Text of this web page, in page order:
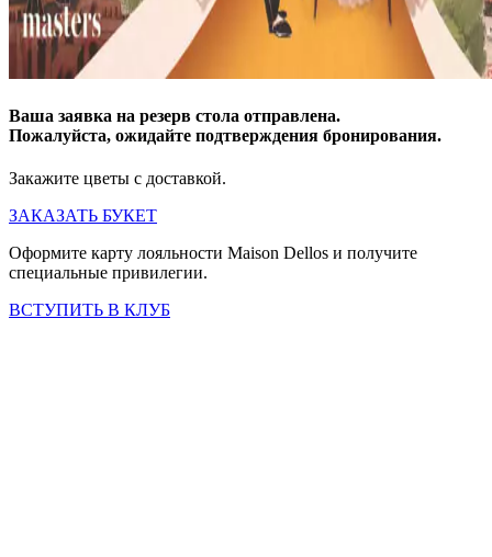
Ваша заявка на резерв стола отправлена.
Пожалуйста, ожидайте подтверждения бронирования.
Закажите цветы с доставкой.
ЗАКАЗАТЬ БУКЕТ
Оформите карту лояльности Maison Dellos и получите
специальные привилегии.
ВСТУПИТЬ В КЛУБ